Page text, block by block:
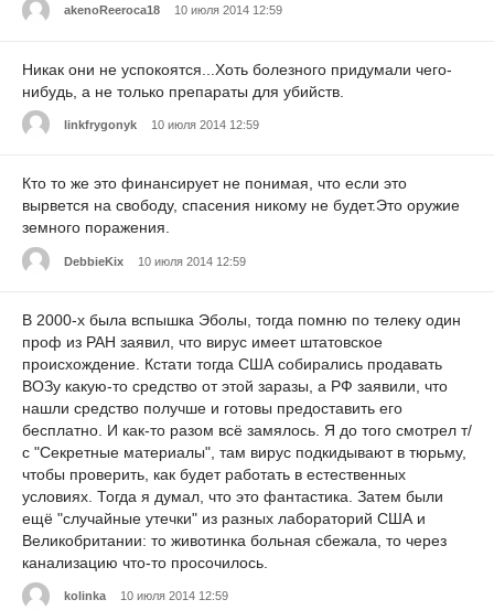
akenoReeroca18 10 июля 2014 12:59
Никак они не успокоятся...Хоть болезного придумали чего-
нибудь, а не только препараты для убийств.
linkfrygonyk 10 июля 2014 12:59
Кто то же это финансирует не понимая, что если это
вырвется на свободу, спасения никому не будет.Это оружие
земного поражения.
DebbieKix 10 июля 2014 12:59
В 2000-х была вспышка Эболы, тогда помню по телеку один
проф из РАН заявил, что вирус имеет штатовское
происхождение. Кстати тогда США собирались продавать
ВОЗу какую-то средство от этой заразы, а РФ заявили, что
нашли средство получше и готовы предоставить его
бесплатно. И как-то разом всё замялось. Я до того смотрел т/
с "Секретные материалы", там вирус подкидывают в тюрьму,
чтобы проверить, как будет работать в естественных
условиях. Тогда я думал, что это фантастика. Затем были
ещё "случайные утечки" из разных лабораторий США и
Великобритании: то животинка больная сбежала, то через
канализацию что-то просочилось.
kolinka 10 июля 2014 12:59